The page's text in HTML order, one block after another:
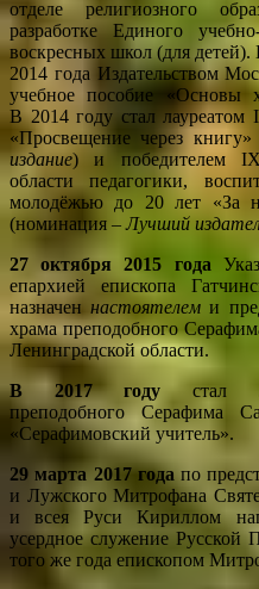
отделе религиозного
разработке Единого
воскресных школ (для детей).
2014 года Издательством
учебное пособие «Основы
В 2014 году стал лауреатом
«Просвещение через
издание) и победителем IX
области педагогики,
молодёжью до 20 лет «За
(номинация –Лучший
27 октября 2015 года
епархией епископа
назначеннастоятелеми
храма преподобного
Ленинградской области.
В 2017 году стал
преподобного Серафима
«Серафимовский учитель».
29 марта 2017 годапо
и Лужского Митрофана
и всея Руси Кириллом
усердное служение Русской
того же года епископом